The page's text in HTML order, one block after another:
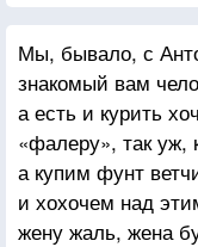
Мы, бывало, с
знакомый вам
а есть и курить
«фалеру», так уж,
а купим фунт
и хохочем над
жену жаль, жена